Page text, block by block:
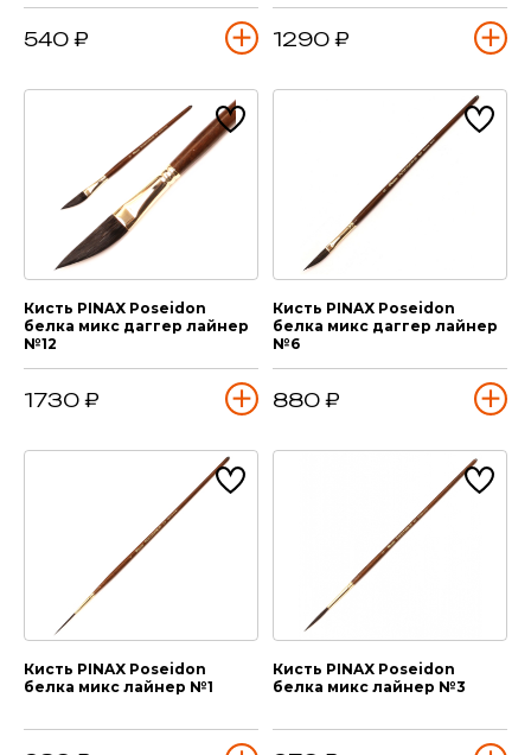
540 ₽ 1290 ₽
Кисть PINAX Poseidon
белка микс даггер лайнер
№12
1730 ₽
Кисть PINAX Poseidon
белка микс даггер лайнер
№6
880 ₽
Кисть PINAX Poseidon
белка микс лайнер №1
Кисть PINAX Poseidon
белка микс лайнер №3